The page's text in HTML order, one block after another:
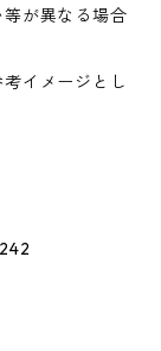
が異なる場合
イメージとし